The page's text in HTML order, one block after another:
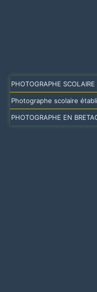
PHOTOGRAPHE SCOLAIRE
Photographe scolaire
PHOTOGRAPHE EN